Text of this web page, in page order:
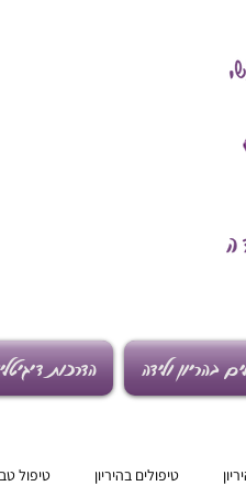
טיפולים בהיריון טיפול
בהריון ולידה הדרכות